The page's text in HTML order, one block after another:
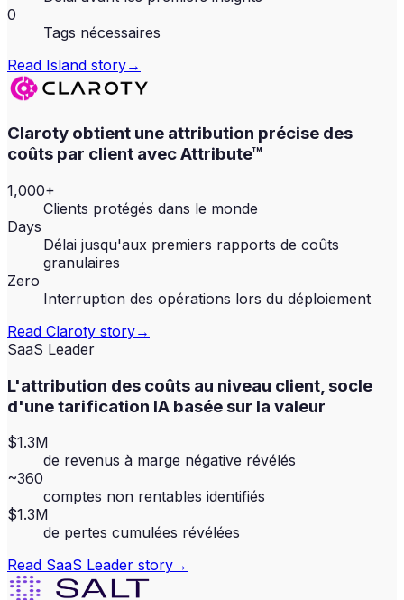
0
Tags nécessaires
Read Island story→
Claroty obtient une attribution précise des
coûts par client avec Attribute™
1,000+
Clients protégés dans le monde
Days
Délai jusqu'aux premiers rapports de coûts
granulaires
Zero
Interruption des opérations lors du déploiement
Read Claroty story→
SaaS Leader
L'attribution des coûts au niveau client, socle
d'une tarification IA basée sur la valeur
$1.3M
de revenus à marge négative révélés
~360
comptes non rentables identifiés
$1.3M
de pertes cumulées révélées
Read SaaS Leader story→